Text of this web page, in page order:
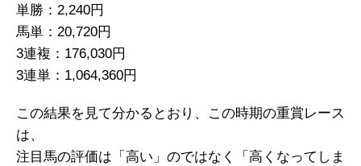
単勝：2,240円
馬単：20,720円
3連複：176,030円
3連単：1,064,360円
この結果を見て分かるとおり、この時期の重賞レース
は、
注目馬の評価は「高い」のではなく「高くなってしま